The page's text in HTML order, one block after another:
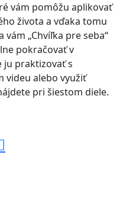
vám pomôžu aplikovať
života a vďaka tomu
„Chvíľka pre seba“
pokračovať v
ju praktizovať s
videu alebo využiť
pri šiestom diele.